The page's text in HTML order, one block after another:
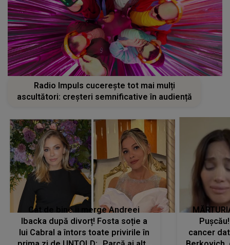
Radio Impuls cucerește tot mai mulți
ascultători: creșteri semnificative în audiență
Cât de bine îi merge Andreei
Ibacka după divorț! Fosta soție a
lui Cabral a întors toate privirile în
cancer